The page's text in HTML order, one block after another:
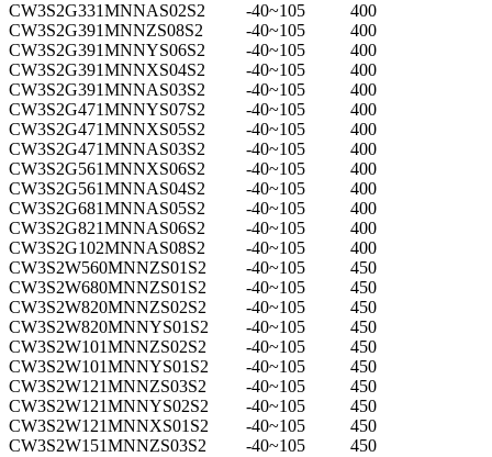
CW3S2G331MNNAS02S2
-40~105
400
CW3S2G391MNNZS08S2
-40~105
400
CW3S2G391MNNYS06S2
-40~105
400
CW3S2G391MNNXS04S2
-40~105
400
CW3S2G391MNNAS03S2
-40~105
400
CW3S2G471MNNYS07S2
-40~105
400
CW3S2G471MNNXS05S2
-40~105
400
CW3S2G471MNNAS03S2
-40~105
400
CW3S2G561MNNXS06S2
-40~105
400
CW3S2G561MNNAS04S2
-40~105
400
CW3S2G681MNNAS05S2
-40~105
400
CW3S2G821MNNAS06S2
-40~105
400
CW3S2G102MNNAS08S2
-40~105
400
CW3S2W560MNNZS01S2
-40~105
450
CW3S2W680MNNZS01S2
-40~105
450
CW3S2W820MNNZS02S2
-40~105
450
CW3S2W820MNNYS01S2
-40~105
450
CW3S2W101MNNZS02S2
-40~105
450
CW3S2W101MNNYS01S2
-40~105
450
CW3S2W121MNNZS03S2
-40~105
450
CW3S2W121MNNYS02S2
-40~105
450
CW3S2W121MNNXS01S2
-40~105
450
CW3S2W151MNNZS03S2
-40~105
450